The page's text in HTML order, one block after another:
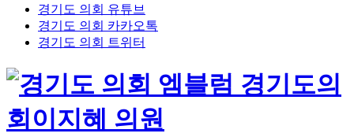
경기도 의회 유튜브
경기도 의회 카카오톡
경기도 의회 트위터
경기도의
회이지혜 의원